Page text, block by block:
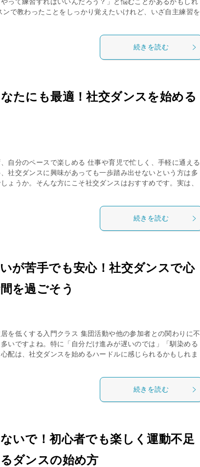
ンで教わったことをしっかり覚えたいけれど、いざ自主練習を
続きを読む
たにも最適！社交ダンスを始める
自分のペースで楽しめる 仕事や育児で忙しく、手軽に通える
社交ダンスに興味があっても一歩踏み出せないという方は多
ょうか。そんな方にこそ社交ダンスはおすすめです。実は、
続きを読む
が苦手でも安心！社交ダンスで心
を過ごそう
を低くする入門クラス 集団活動や他の参加者との関わりに不
いですよね。特に「自分だけ進みが遅いのでは」「馴染める
配は、社交ダンスを始めるハードルに感じられるかもしれま
続きを読む
いで！初心者でも楽しく運動不足
ダンスの始め方